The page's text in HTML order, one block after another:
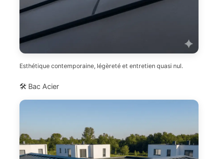
Esthétique contemporaine, légèreté et entretien quasi nul.
🛠️ Bac Acier